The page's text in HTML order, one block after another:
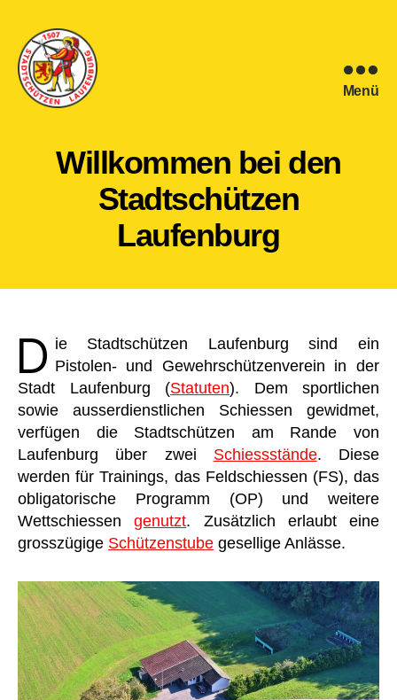
Menü
Willkommen bei den
Stadtschützen
Laufenburg
D ie Stadtschützen Laufenburg sind ein
Pistolen- und Gewehrschützenverein in der
Stadt Laufenburg (Statuten). Dem sportlichen
sowie ausserdienstlichen Schiessen gewidmet,
verfügen die Stadtschützen am Rande von
Laufenburg über zwei Schiessstände. Diese
werden für Trainings, das Feldschiessen (FS), das
obligatorische Programm (OP) und weitere
Wettschiessengenutzt. Zusätzlich erlaubt eine
grosszügige Schützenstube gesellige Anlässe.